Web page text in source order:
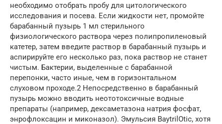
необходимо отобрать пробу для цитологического
исследования и посева. Если жидкости нет, промойте
барабанный пузырь 1 мл стерильного
физиологического раствора через полипропиленовый
катетер, затем введите раствор в барабанный пузырь и
аспирируйте его несколько раз, пока раствор не станет
чистым. Бактерии, выделенные с барабанной
перепонки, часто иные, чем в горизонтальном
слуховом проходе.2 Непосредственно в барабанный
пузырь можно вводить неототоксичные водные
препараты (например, дексаметазона натрия фосфат,
энрофлоксацин и миконазол). Эмульсия BaytrilOtic, хотя